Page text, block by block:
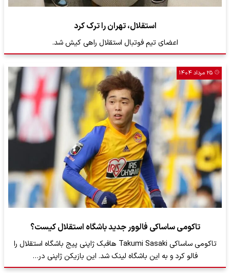
استقلال، تهران را ترک کرد
اعضای تیم فوتبال استقلال راهی کیش شد.
۲۵ مرداد ۱۴۰۴
تاکومی ساساکی فالوور جدید باشگاه استقلال کیست؟
تاکومی ساساکی Takumi Sasaki هافبک ژاپنی پیج باشگاه استقلال را
فالو کرد و به این باشگاه لینک شد. این بازیکن ژاپنی در…